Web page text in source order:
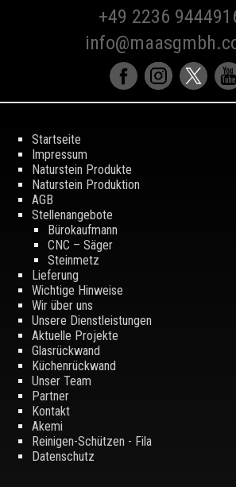
+49 2236
Startseite
Impressum
Naturstein Produkte
Naturstein Produktion
AGB
Stellenangebote
Bürokaufmann
CNC – Säger
Steinmetz
Lieferung
Wichtige Hinweise
Wir über uns
Unsere Dienstleistungen
Aktuelle Projekte
Glasrückwand
Küchenrückwand
Unser Team
Partner
Kontakt
Akemi
Reinigen-Schützen - Fila
Datenschutz